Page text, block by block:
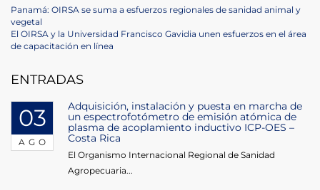
Navegación
de
Previous
Post
Panamá: OIRSA se suma a esfuerzos regionales de sanidad animal y
vegetal
Next
Post
El OIRSA y la Universidad Francisco Gavidia unen esfuerzos en el área
de capacitación en línea
ENTRADAS
03
AGO
Adquisición, instalación y puesta en marcha de
un espectrofotómetro de emisión atómica de
plasma de acoplamiento inductivo ICP-OES –
Costa Rica
El Organismo Internacional Regional de Sanidad
Agropecuaria...